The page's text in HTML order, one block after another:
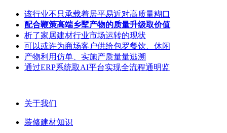
该行业不只承载着居平易近对高质量糊口
配合鞭策高端乡墅产物的质量升级取价值
析了家居建材行业市场运转的现状
可以或许为商场客户供给包罗餐饮、休闲
产物利用仿单、实施产质量量逃溯
通过ERP系统取AI平台实现全流程通明监
关于我们
装修建材知识